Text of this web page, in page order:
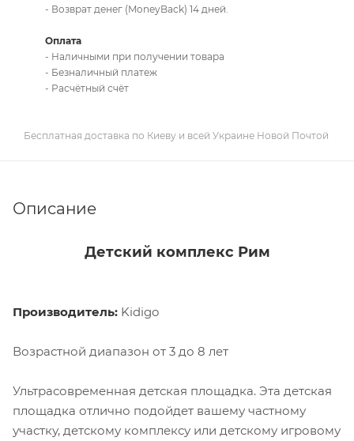
- Возврат денег (MoneyBack) 14 дней.
Оплата
- Наличными при получении товара
- Безналичный платеж
- Расчётный счёт
Бесплатная доставка по Киеву и всей Украине Новой Почтой
Описание
Детский комплекс Рим
Производитель: Kidigo
Возрастной диапазон от 3 до 8 лет
Ультрасовременная детская площадка. Эта детская
площадка отлично подойдет вашему частному
участку, детскому комплексу или детскому игровому